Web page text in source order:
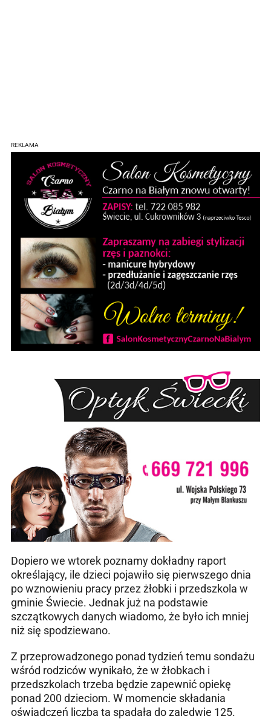
REKLAMA
Dopiero we wtorek poznamy dokładny raport
określający, ile dzieci pojawiło się pierwszego dnia
po wznowieniu pracy przez żłobki i przedszkola w
gminie Świecie. Jednak już na podstawie
szczątkowych danych wiadomo, że było ich mniej
niż się spodziewano.
Z przeprowadzonego ponad tydzień temu sondażu
wśród rodziców wynikało, że w żłobkach i
przedszkolach trzeba będzie zapewnić opiekę
ponad 200 dzieciom. W momencie składania
oświadczeń liczba ta spadała do zaledwie 125.